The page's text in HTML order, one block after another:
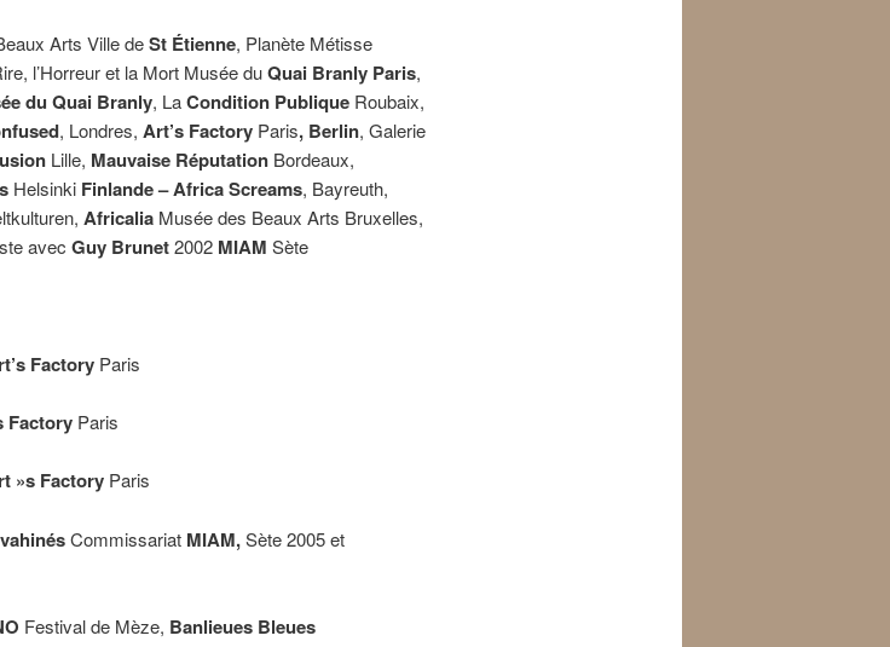
Arts Ville deSt Étienne, Planète Métisse
l’Horreur et la Mort Musée duQuai Branly Paris,
du Quai Branly, LaCondition PubliqueRoubaix,
, Londres, Art’s FactoryParis, Berlin, Galerie
Lille, Mauvaise RéputationBordeaux,
Helsinki Finlande– Africa Screams, Bayreuth,
AfricaliaMusée des Beaux Arts Bruxelles,
avec Guy Brunet2002MIAM Sète
FactoryParis
FactoryParis
»s Factory Paris
vahinésCommissariat MIAM,Sète 2005 et
Festival de Mèze, Banlieues Bleues